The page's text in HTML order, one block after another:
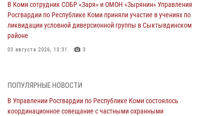
В Коми сотрудник СОБР «Заря» и ОМОН «Зырянин» Управления
Росгвардии по Республике Коми приняли участие в учениях по
ликвидации условной диверсионной группы в Сыктывдинском
районе
03 августа 2026, 13:31 3
по спортивному самбо
03 августа 2026, 12:07 5
ПОПУЛЯРНЫЕ НОВОСТИ
В Управлении Росгвардии по Республике Коми состоялось
координационное совещание с частными охранными